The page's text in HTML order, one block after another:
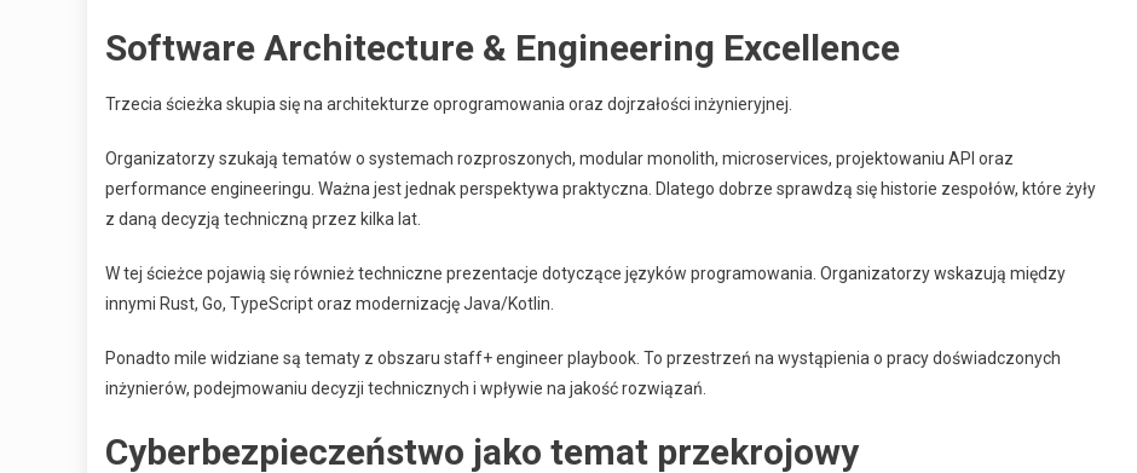
Software Architecture & Engineering Excellence
Trzecia ścieżka skupia się na architekturze oprogramowania oraz dojrzałości inżynieryjnej.
Organizatorzy szukają tematów o systemach rozproszonych, modular monolith, microservices, projektowaniu API oraz
performance engineeringu. Ważna jest jednak perspektywa praktyczna. Dlatego dobrze sprawdzą się historie zespołów, które żyły
z daną decyzją techniczną przez kilka lat.
W tej ścieżce pojawią się również techniczne prezentacje dotyczące języków programowania. Organizatorzy wskazują między
innymi Rust, Go, TypeScript oraz modernizację Java/Kotlin.
Ponadto mile widziane są tematy z obszaru staff+ engineer playbook. To przestrzeń na wystąpienia o pracy doświadczonych
inżynierów, podejmowaniu decyzji technicznych i wpływie na jakość rozwiązań.
Cyberbezpieczeństwo jako temat przekrojowy